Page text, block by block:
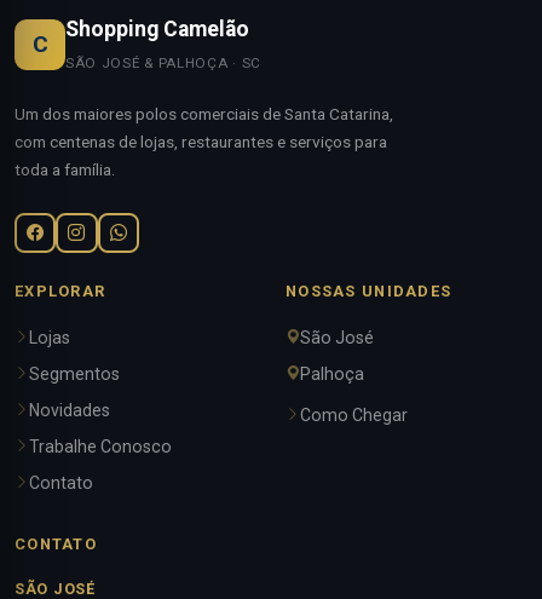
C
Shopping Camelão
SÃO JOSÉ & PALHOÇA · SC
Um dos maiores polos comerciais de Santa Catarina,
com centenas de lojas, restaurantes e serviços para
toda a família.
EXPLORAR
Lojas
Segmentos
Novidades
Trabalhe Conosco
Contato
NOSSAS UNIDADES
São José
Palhoça
Como Chegar
CONTATO
SÃO JOSÉ